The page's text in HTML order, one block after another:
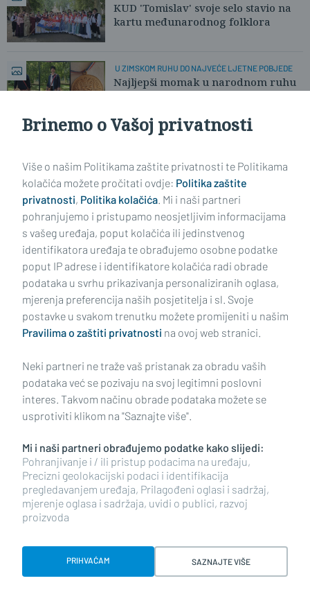
KUD 'Tomislav' svoje selo stavio na
kartu međunarodnog folklora
U ZIMSKOM RUHU DO NAJVEĆE LJETNE POBJEDE
Najljepši momak u narodnom ruhu
Impressum Uvjeti korištenja Politika privatnosti
Politika kolačića Kontakt Pritužbe Suradnici
Oglašavanje
RUBRIKE
BRODSKO-POSAVSKA ŽUPANIJA
POŽEŠKO-SLAVONSKA ŽUPANIJA
Brinemo o Vašoj privatnosti
Više o našim Politikama zaštite privatnosti te Politikama
kolačića možete pročitati ovdje: Politika zaštite
privatnosti, Politika kolačića. Mi i naši partneri
pohranjujemo i pristupamo neosjetljivim informacijama
s vašeg uređaja, poput kolačića ili jedinstvenog
identifikatora uređaja te obrađujemo osobne podatke
poput IP adrese i identifikatore kolačića radi obrade
podataka u svrhu prikazivanja personaliziranih oglasa,
mjerenja preferencija naših posjetitelja i sl. Svoje
postavke u svakom trenutku možete promijeniti u našim
Pravilima o zaštiti privatnosti na ovoj web stranici.
Neki partneri ne traže vaš pristanak za obradu vaših
podataka već se pozivaju na svoj legitimni poslovni
interes. Takvom načinu obrade podataka možete se
usprotiviti klikom na "Saznajte više".
Mi i naši partneri obrađujemo podatke kako slijedi:
Pohranjivanje i / ili pristup podacima na uređaju,
Precizni geolokacijski podaci i identifikacija
pregledavanjem uređaja, Prilagođeni oglasi i sadržaj,
mjerenje oglasa i sadržaja, uvidi o publici, razvoj
proizvoda
PRIHVAĆAM SAZNAJTE VIŠE